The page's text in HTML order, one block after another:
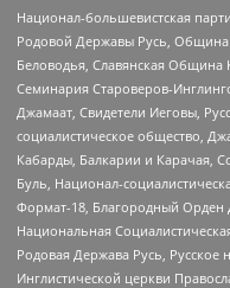
Национал-большевистская
Родовой Державы Русь, Община
Беловодья, Славянская
Семинария Староверов-
Джамаат, Свидетели Иеговы,
социалистическое общество,
Кабарды, Балкарии и Карачая,
Буль, Национал-
Формат-18, Благородный Орден
Национальная
Родовая Держава Русь, Русское
Инглистической церкви